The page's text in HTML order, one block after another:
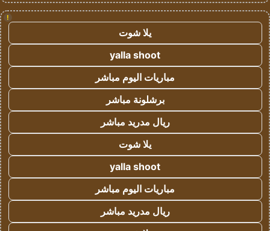
!
يلا شوت
yalla shoot
مباريات اليوم مباشر
برشلونة مباشر
ريال مدريد مباشر
يلا شوت
yalla shoot
مباريات اليوم مباشر
ريال مدريد مباشر